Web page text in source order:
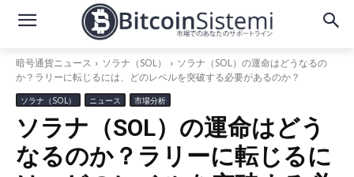
暗号通貨ニュース ソラナ（SOL）
ソラナ（SOL）の運命はどうなるの
か？ラリーに転じるには、どのレベルを突破する必要があるのか？
ソラナ（SOL） ニュース 市場分析
ソラナ（SOL）の運命はどう
なるのか？ラリーに転じるに